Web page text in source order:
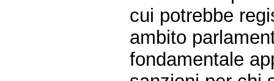
cui potrebbe
ambito
fondamentale